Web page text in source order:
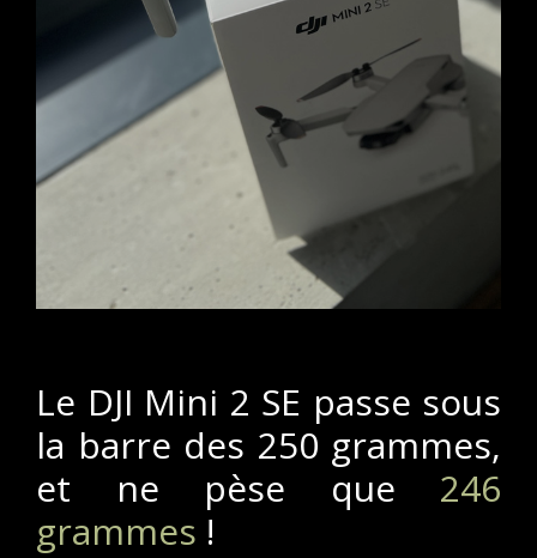
Le DJI Mini 2 SE passe sous
la barre des 250 grammes,
et ne pèse que 246
grammes !